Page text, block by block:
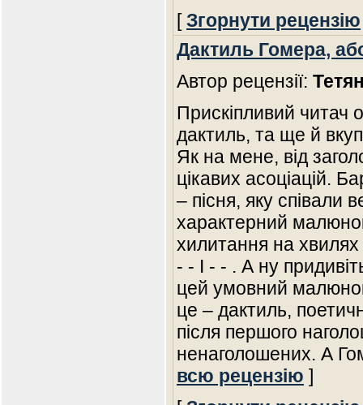
[Згорнути рецензію
Дактиль Гомера,
Автор рецензії:
Прискіпливий читач
дактиль, та ще й
Як на мене, від
цікавих асоціацій.
– пісня, яку співали
характерний
хилитання на хвилях
- - І - - . А ну
цей умовний
це – дактиль,
після першого
ненаголошених. А
всю рецензію ]